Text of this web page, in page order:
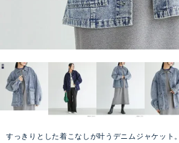
すっきりとした着こなしが叶うデニムジャケット。